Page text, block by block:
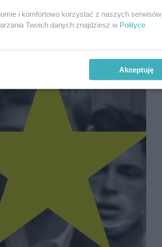
czekają na swoją kolej
i komfortowo korzystać z naszych serwisów
Twoich danych znajdziesz w Polityce
Akceptuję